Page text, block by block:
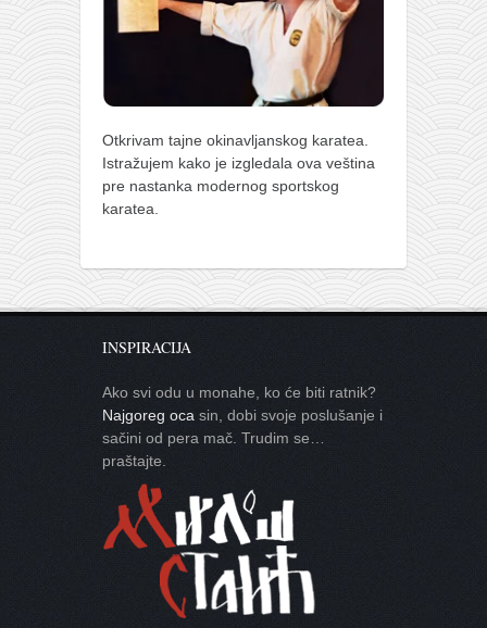
Otkrivam tajne okinavljanskog karatea.
Istražujem kako je izgledala ova veština
pre nastanka modernog sportskog
karatea.
INSPIRACIJA
Ako svi odu u monahe, ko će biti ratnik?
Najgoreg oca sin, dobi svoje poslušanje i
sačini od pera mač. Trudim se…
praštajte.